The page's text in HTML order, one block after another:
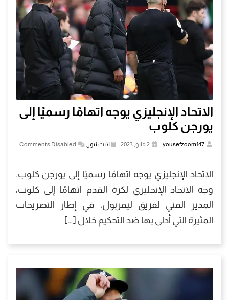
الاتحاد الإنجليزي يوجه اتهامًا رسميًا إلى
يورجن كلوب
yousefzoom147 لايت نيوز Comments Disabled
الاتحاد الإنجليزي يوجه اتهامًا رسميًا إلى يورجن كلوب.
وجه الاتحاد الإنجليزي لكرة القدم اتهامًا إلى كلوب،
المدير الفني لفريق ليفربول، في إطار التصريحات
المثيرة التي أدلى بها ضد التحكيم خلال […]